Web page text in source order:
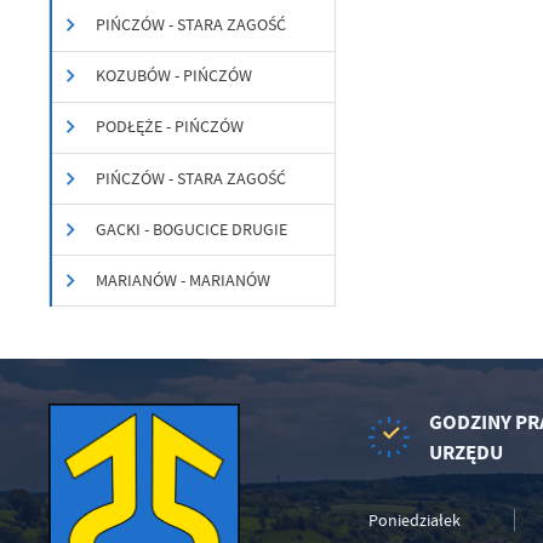
PIŃCZÓW - STARA ZAGOŚĆ
KOZUBÓW - PIŃCZÓW
PODŁĘŻE - PIŃCZÓW
PIŃCZÓW - STARA ZAGOŚĆ
GACKI - BOGUCICE DRUGIE
MARIANÓW - MARIANÓW
GODZINY
URZĘDU
Poniedziałek